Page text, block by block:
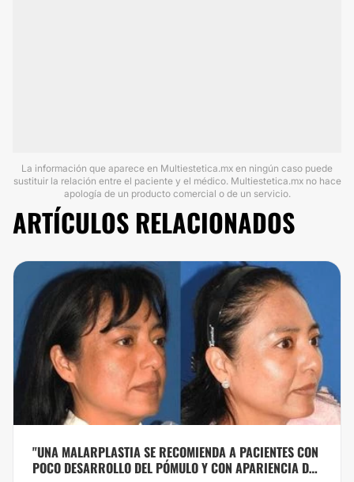
La información que aparece en Multiestetica.mx en ningún caso puede
sustituir la relación entre el paciente y el médico. Multiestetica.mx no hace
apología de un producto comercial o de un servicio.
ARTÍCULOS RELACIONADOS
"UNA MALARPLASTIA SE RECOMIENDA A PACIENTES CON
POCO DESARROLLO DEL PÓMULO Y CON APARIENCIA DE